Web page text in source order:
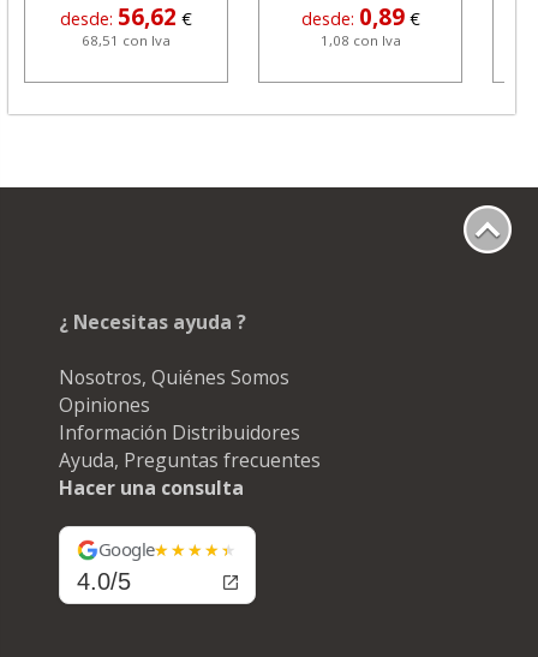
desde: 56,62 €
68,51 con Iva
desde: 0,89 €
1,08 con Iva
¿ Necesitas ayuda ?
Nosotros, Quiénes Somos
Opiniones
Información Distribuidores
Ayuda, Preguntas frecuentes
Hacer una consulta
Google
4.0/5